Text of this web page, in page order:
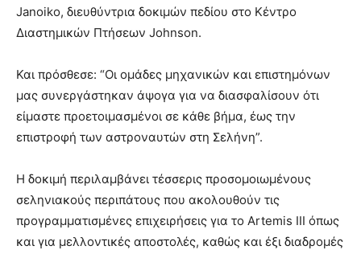
Janoiko, διευθύντρια δοκιμών πεδίου στο Κέντρο
Διαστημικών Πτήσεων Johnson.
Και πρόσθεσε: “Οι ομάδες μηχανικών και επιστημόνων
μας συνεργάστηκαν άψογα για να διασφαλίσουν ότι
είμαστε προετοιμασμένοι σε κάθε βήμα, έως την
επιστροφή των αστροναυτών στη Σελήνη”.
Η δοκιμή περιλαμβάνει τέσσερις προσομοιωμένους
σεληνιακούς περιπάτους που ακολουθούν τις
προγραμματισμένες επιχειρήσεις για το Artemis III όπως
και για μελλοντικές αποστολές, καθώς και έξι διαδρομές